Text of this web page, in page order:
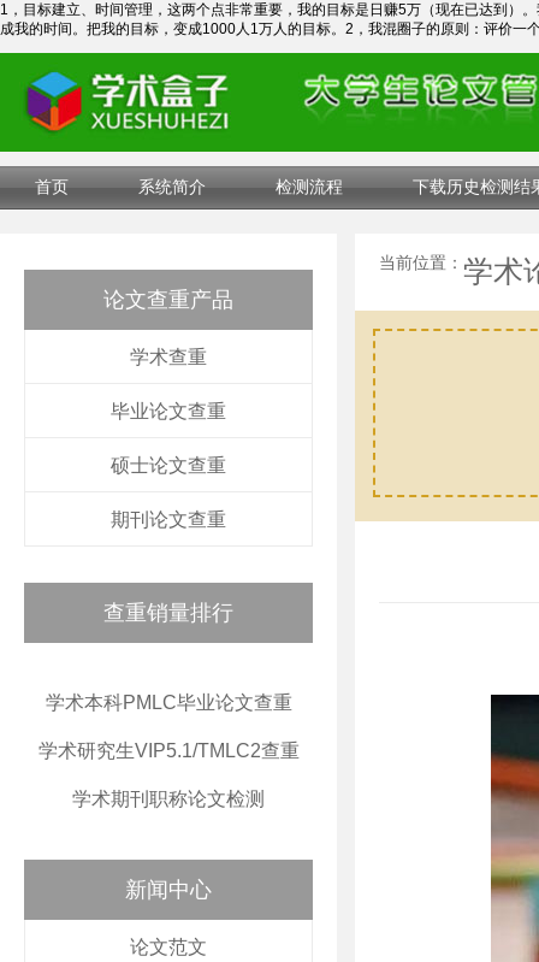
1，目标建立、时间管理，这两个点非常重要，我的目标是日赚5万（现在已达到
成我的时间。把我的目标，变成1000人1万人的目标。2，我混圈子的原则：评价
首页 系统简介 检测流程 下载历史检测结
论文查重产品
学术查重
毕业论文查重
硕士论文查重
期刊论文查重
查重销量排行
学术本科PMLC毕业论文查重
学术研究生VIP5.1/TMLC2查重
学术期刊职称论文检测
新闻中心
论文范文
当前位置： 学术